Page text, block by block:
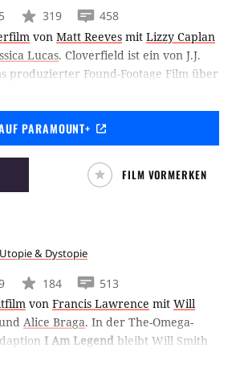
319
458
von Matt Reeves mit Lizzy Caplan
Lucas. Cloverfield ist ein von J.J.
produzierter Found-Footage Film über
PARAMOUNT+
FILM VORMERKEN
Utopie & Dystopie
184
513
von Francis Lawrence mit Will
Alice Braga. In der The-Omega-
I Am Legend bleibt Will Smith